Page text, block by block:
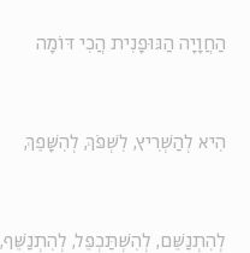
הַחֲוָיָה הַגּוּפָנִית הֲכִי דּוֹמָה
הִיא לְהַשְׁרִיץ, לִשְׁפֹּךְ, לְהִשָּׁפֵךְ,
לְהִתְנַשֵּׁם, לְהִשְׁתַּכְפֵּל, לְהִתְנַשֵּׁף,